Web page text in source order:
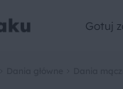
Gotuj